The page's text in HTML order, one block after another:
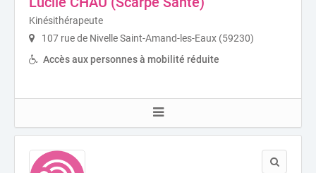
Kinésithérapeute
107 rue de Nivelle Saint-Amand-les-Eaux (59230)
Accès aux personnes à mobilité réduite